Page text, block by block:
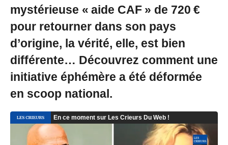
mystérieuse « aide CAF » de 720 €
pour retourner dans son pays
d’origine, la vérité, elle, est bien
différente… Découvrez comment une
initiative éphémère a été déformée
en scoop national.